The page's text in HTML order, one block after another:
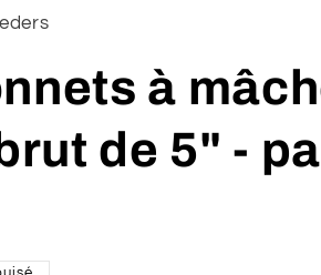
à
de 5" -